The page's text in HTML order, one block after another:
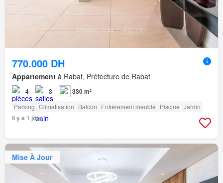
770.000 DH
Appartement à Rabat, Préfecture de Rabat
4 3 330 m²
Parking Climatisation Balcon Entièrement meublé Piscine Jardin
Il y a 1 jour
Mise À Jour